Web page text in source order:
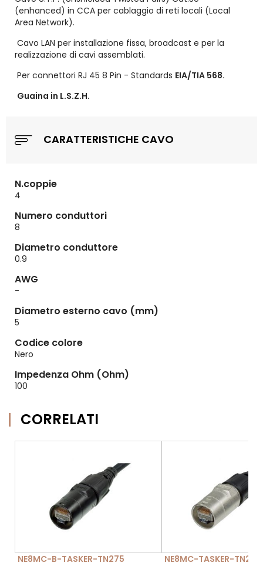
(enhanced) in CCA per cablaggio di reti locali (Local
Area Network).
Cavo LAN per installazione fissa, broadcast e per la
realizzazione di cavi assemblati.
Per connettori RJ 45 8 Pin - Standards EIA/TIA 568.
Guaina in L.S.Z.H.
CARATTERISTICHE CAVO
N.coppie
4
Numero conduttori
8
Diametro conduttore
0.9
AWG
-
Diametro esterno cavo (mm)
5
Codice colore
Nero
Impedenza Ohm (Ohm)
100
CORRELATI
NE8MC-B-TASKER-TN275
NE8MC-TASKER-TN273